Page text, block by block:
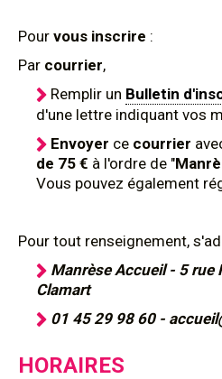
Pour vous inscrire :
Par courrier,
Remplir un Bulletin
d'une lettre indiquant vos
Envoyer ce courrier
de 75 € à l'ordre de "
Vous pouvez également
Pour tout renseignement,
Manrèse Accueil - 5 rue
Clamart
01 45 29 98 60 -
HORAIRES